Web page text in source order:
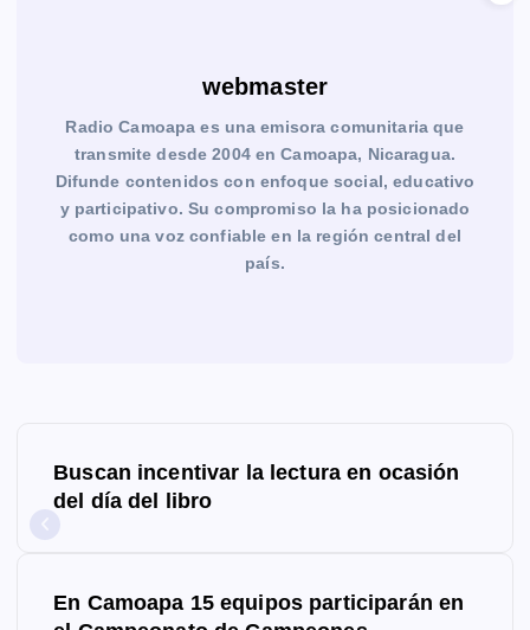
webmaster
Radio Camoapa es una emisora comunitaria que
transmite desde 2004 en Camoapa, Nicaragua.
Difunde contenidos con enfoque social, educativo
y participativo. Su compromiso la ha posicionado
como una voz confiable en la región central del
país.
Buscan incentivar la lectura en ocasión
del día del libro
En Camoapa 15 equipos participarán en